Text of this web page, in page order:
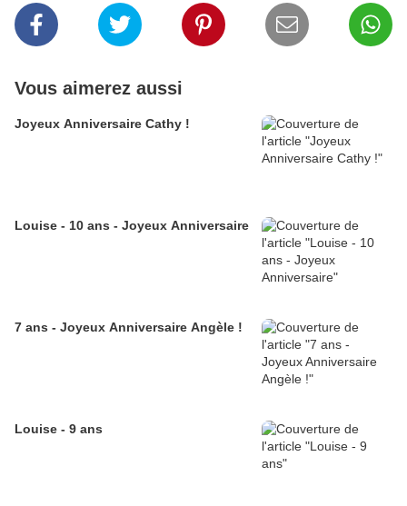
Vous aimerez aussi
Joyeux Anniversaire Cathy !
Louise - 10 ans - Joyeux Anniversaire
7 ans - Joyeux Anniversaire Angèle !
Louise - 9 ans